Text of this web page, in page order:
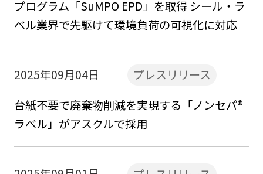
プログラム「SuMPO EPD」を取得 シール・ラ
ベル業界で先駆けて環境負荷の可視化に対応
2025年09月04日
プレスリリース
台紙不要で廃棄物削減を実現する「ノンセパ®
ラベル」がアスクルで採用